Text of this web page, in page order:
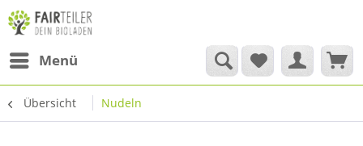
Menü
Übersicht Nudeln